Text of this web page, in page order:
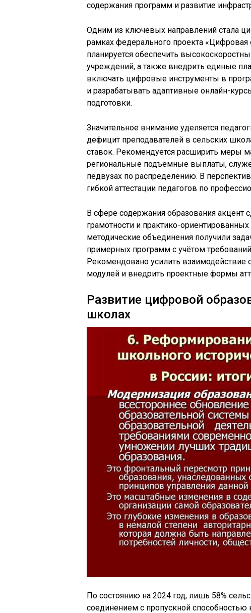
содержания программ и развитие
Одним из ключевых направлений стала
рамках федерального проекта «Цифровая
планируется обеспечить
учреждений, а также внедрить единые
включать цифровые инструменты в
и разрабатывать адаптивные онлайн-
подготовки.
Значительное внимание уделяется
дефицит преподавателей в сельских
ставок. Рекомендуется расширить меры
региональные подъемные выплаты,
педвузах по распределению. В
гибкой аттестации педагогов по
В сфере содержания образования акцент
грамотности и практико-
методические объединения получили
примерных программ с учётом
Рекомендовано усилить взаимодействие
модулей и внедрить проектные формы
Развитие цифровой
школах
По состоянию на 2024 год, лишь 58%
соединением с пропускной